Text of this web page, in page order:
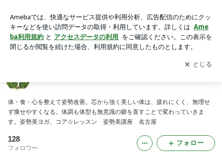
アプリをダウンロードして ブログの更新通知
を受け取りまし
ょう。
開く
体・食・心を整えて姿勢改善。芯から強く美しい体は、疲れにくく、無理せ
ず痩せやすくなる。体調も体型も無意識の癖を直すことで変わっていきま
す。姿勢美ヨガ、コア☆レッスン 姿勢美講座 名古屋
128
フォロワー
フォロー